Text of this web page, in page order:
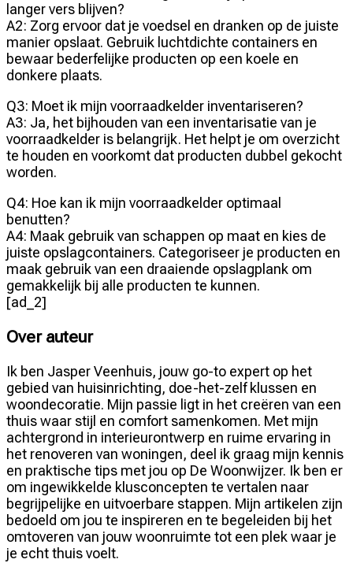
langer vers blijven?
A2: Zorg ervoor dat je voedsel en dranken op de juiste
manier opslaat. Gebruik luchtdichte containers en
bewaar bederfelijke producten op een koele en
donkere plaats.
Q3: Moet ik mijn voorraadkelder inventariseren?
A3: Ja, het bijhouden van een inventarisatie van je
voorraadkelder is belangrijk. Het helpt je om overzicht
te houden en voorkomt dat producten dubbel gekocht
worden.
Q4: Hoe kan ik mijn voorraadkelder optimaal
benutten?
A4: Maak gebruik van schappen op maat en kies de
juiste opslagcontainers. Categoriseer je producten en
maak gebruik van een draaiende opslagplank om
gemakkelijk bij alle producten te kunnen.
[ad_2]
Over auteur
Ik ben Jasper Veenhuis, jouw go-to expert op het
gebied van huisinrichting, doe-het-zelf klussen en
woondecoratie. Mijn passie ligt in het creëren van een
thuis waar stijl en comfort samenkomen. Met mijn
achtergrond in interieurontwerp en ruime ervaring in
het renoveren van woningen, deel ik graag mijn kennis
en praktische tips met jou op De Woonwijzer. Ik ben er
om ingewikkelde klusconcepten te vertalen naar
begrijpelijke en uitvoerbare stappen. Mijn artikelen zijn
bedoeld om jou te inspireren en te begeleiden bij het
omtoveren van jouw woonruimte tot een plek waar je
je echt thuis voelt.